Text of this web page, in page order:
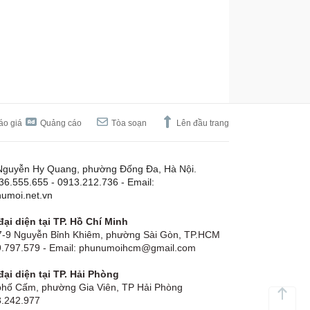
giá Quảng cáo Tòa soạn Lên đầu trang
Hy Quang, phường Đống Đa, Hà Nội.
- 0913.212.736 - Email:
diện tại TP. Hồ Chí Minh
9 Nguyễn Bỉnh Khiêm, phường Sài Gòn, TP.HCM
- Email: phunumoihcm@gmail.com
diện tại TP. Hải Phòng
Cấm, phường Gia Viên, TP Hải Phòng